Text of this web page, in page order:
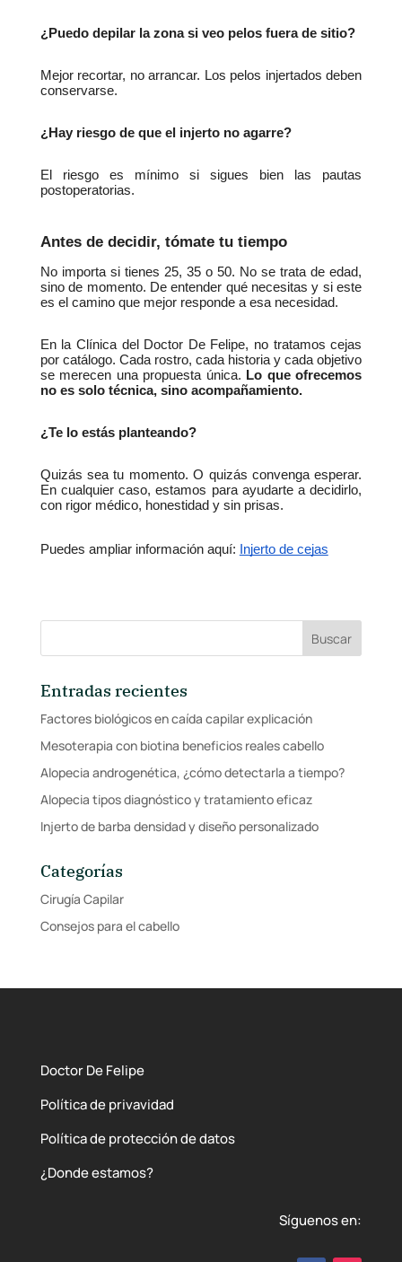
¿Puedo depilar la zona si veo pelos fuera de sitio?
Mejor recortar, no arrancar. Los pelos injertados deben
conservarse.
¿Hay riesgo de que el injerto no agarre?
El riesgo es mínimo si sigues bien las pautas
postoperatorias.
Antes de decidir, tómate tu tiempo
No importa si tienes 25, 35 o 50. No se trata de edad,
sino de momento. De entender qué necesitas y si este
es el camino que mejor responde a esa necesidad.
En la Clínica del Doctor De Felipe, no tratamos cejas
por catálogo. Cada rostro, cada historia y cada objetivo
se merecen una propuesta única. Lo que ofrecemos
no es solo técnica, sino acompañamiento.
¿Te lo estás planteando?
Quizás sea tu momento. O quizás convenga esperar.
En cualquier caso, estamos para ayudarte a decidirlo,
con rigor médico, honestidad y sin prisas.
Puedes ampliar información aquí: Injerto de cejas
Entradas recientes
Factores biológicos en caída capilar explicación
Mesoterapia con biotina beneficios reales cabello
Alopecia androgenética, ¿cómo detectarla a tiempo?
Alopecia tipos diagnóstico y tratamiento eficaz
Injerto de barba densidad y diseño personalizado
Categorías
Cirugía Capilar
Consejos para el cabello
Doctor De Felipe
Política de privavidad
Política de protección de datos
¿Donde estamos?
Síguenos en: